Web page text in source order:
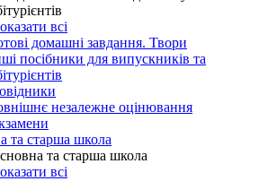
всі
домашні завдання. Твори
посібники для випускників та
незалежне оцінювання
та старша школа
та старша школа
всі